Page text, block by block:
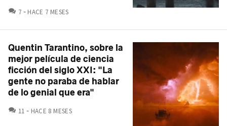
7 COMENTARIOS
HACE 7 MESES
Quentin Tarantino, sobre la
mejor película de ciencia
ficción del siglo XXI: "La
gente no paraba de hablar
de lo genial que era"
11 COMENTARIOS
HACE 8 MESES